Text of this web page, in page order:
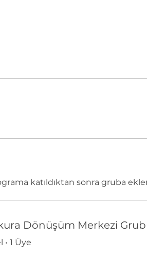
katıldıktan sonra gruba
Dönüşüm Merkezi
• 1 Üye